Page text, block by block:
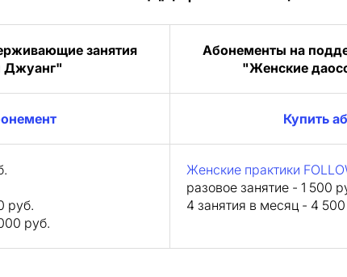
занятия
Джуанг"
Абонементы на
"Женские
Купить
руб.
руб.
Женские практики
разовое занятие - 1 500
4 занятия в месяц - 4